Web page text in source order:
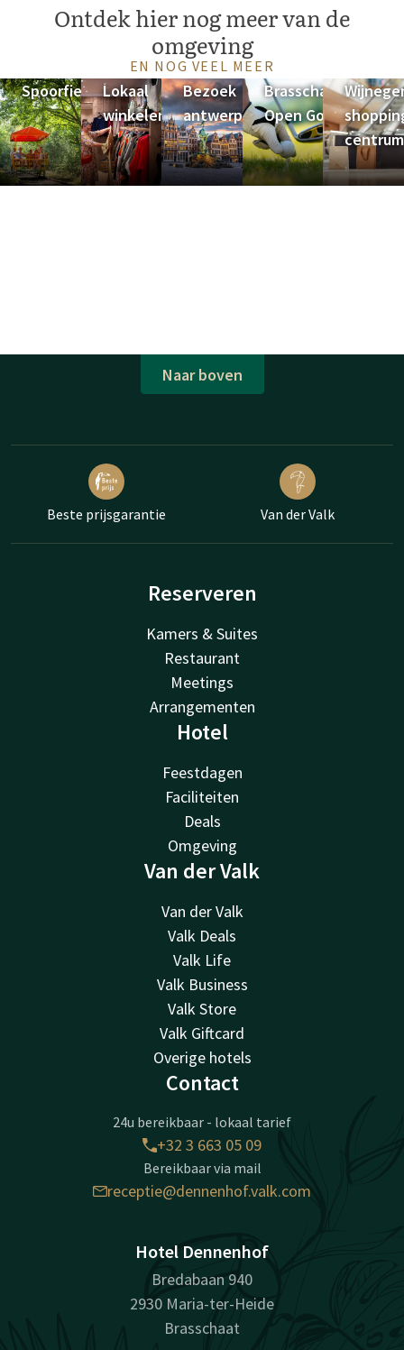
Ontdek hier nog meer van de
omgeving
EN NOG VEEL MEER
SpoorfietsenLokaal
winkelen
Bezoek
antwerpen
Brasschaat
Open Golf
centrum
Naar boven
Beste prijsgarantie Van der Valk
Reserveren
Kamers & Suites
Restaurant
Meetings
Arrangementen
Hotel
Feestdagen
Faciliteiten
Deals
Omgeving
Van der Valk
Van der Valk
Valk Deals
Valk Life
Valk Business
Valk Store
Valk Giftcard
Overige hotels
Contact
24u bereikbaar - lokaal tarief
+32 3 663 05 09
Bereikbaar via mail
receptie@dennenhof.valk.com
Hotel Dennenhof
Bredabaan 940
2930 Maria-ter-Heide
Brasschaat